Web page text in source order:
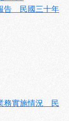
告 民國三十年
務實施情況 民